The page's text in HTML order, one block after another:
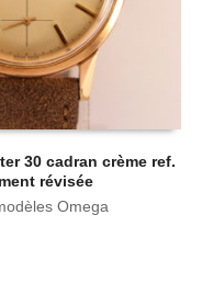
30 cadran crème ref.
révisée
Omega